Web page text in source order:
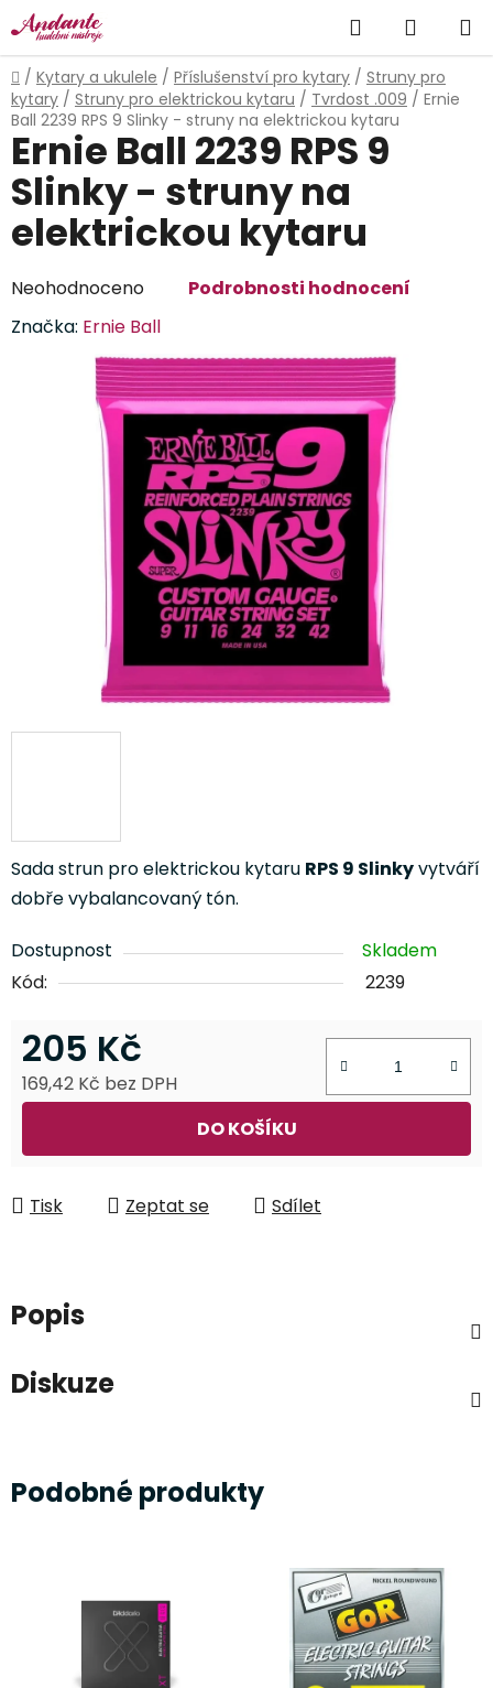
Přejít
na
obsah
Hledat
KOŠÍK
Domů
/ Kytary a ukulele / Příslušenství pro kytary / Struny pro
kytary / Struny pro elektrickou kytaru / Tvrdost .009 / Ernie
Ball 2239 RPS 9 Slinky - struny na elektrickou kytaru
Sada strun pro elektrickou kytaru RPS 9 Slinkyvytváří
dobře vybalancovaný tón.
Dostupnost
Skladem
Kód:
2239
205 Kč
169,42 Kč bez DPH
DO KOŠÍKU
Tisk Zeptat se Sdílet
Ernie Ball 2239 RPS 9
Slinky - struny na
elektrickou kytaru
Průměrné
produktu
Neohodnoceno
Podrobnosti hodnocení
Značka: Ernie Ball
Popis
Diskuze
Podobné produkty